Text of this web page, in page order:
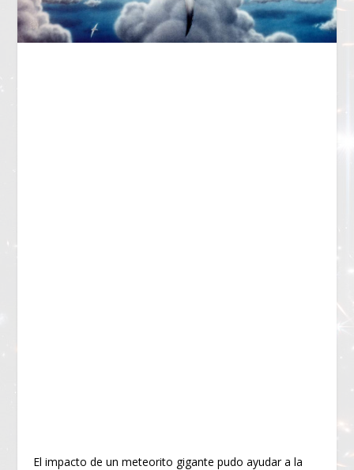
El impacto de un meteorito gigante pudo ayudar a la